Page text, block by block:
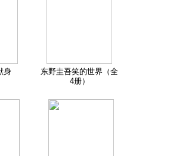
身
东野圭吾笑的世界（全
4册）